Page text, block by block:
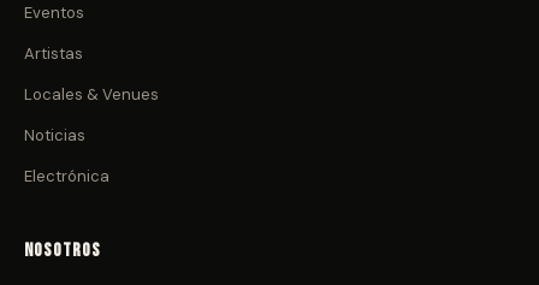
Eventos
Artistas
Locales & Venues
Noticias
Electrónica
Nosotros